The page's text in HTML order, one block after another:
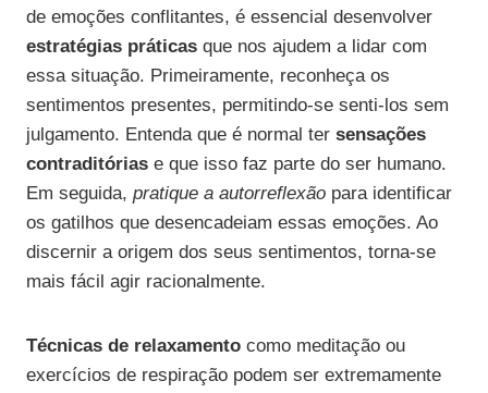
de emoções conflitantes, é essencial desenvolver
estratégias práticas que nos ajudem a lidar com
essa situação. Primeiramente, reconheça os
sentimentos presentes, permitindo-se senti-los sem
julgamento. Entenda que é normal ter sensações
contraditórias e que isso faz parte do ser humano.
Em seguida, pratique a autorreflexão para identificar
os gatilhos que desencadeiam essas emoções. Ao
discernir a origem dos seus sentimentos, torna-se
mais fácil agir racionalmente.
Técnicas de relaxamento como meditação ou
exercícios de respiração podem ser extremamente